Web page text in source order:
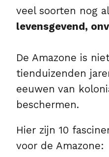
veel soorten nog
levensgevend,
De Amazone is
tienduizenden
eeuwen van
beschermen.
Hier zijn 10
voor de Amazone: